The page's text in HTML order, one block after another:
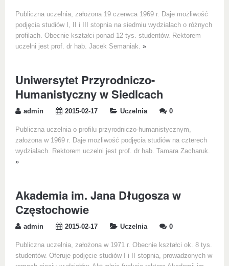
Publiczna uczelnia, założona 19 czerwca 1969 r. Daje możliwość
podjęcia studiów I, II i III stopnia na siedmiu wydziałach o różnych
profilach. Obecnie kształci ponad 12 tys. studentów. Rektorem
uczelni jest prof. dr hab. Jacek Semaniak. »
Uniwersytet Przyrodniczo-
Humanistyczny w Siedlcach
admin 2015-02-17 Uczelnia 0
Publiczna uczelnia o profilu przyrodniczo-humanistycznym,
założona w 1969 r. Daje możliwość podjęcia studiów na czterech
wydziałach. Rektorem uczelni jest prof. dr hab. Tamara Zacharuk.
»
Akademia im. Jana Długosza w
Częstochowie
admin 2015-02-17 Uczelnia 0
Publiczna uczelnia, założona w 1971 r. Obecnie kształci ok. 8 tys.
studentów. Oferuje podjęcie studiów I i II stopnia, prowadzonych w